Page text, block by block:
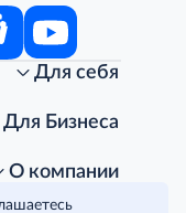
Для себя
Для Бизнеса
О компании